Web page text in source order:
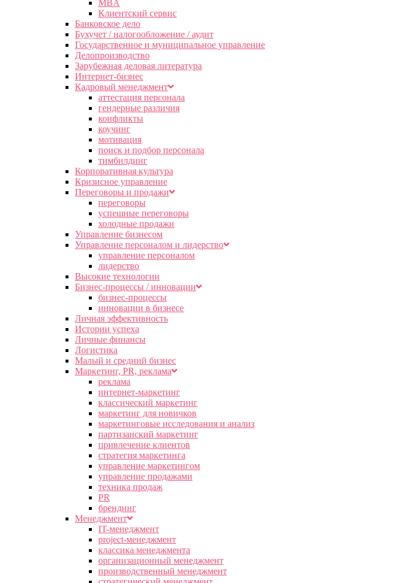
MBA
Клиентский сервис
Банковское дело
Бухучет / налогообложение / аудит
Государственное и муниципальное управление
Делопроизводство
Зарубежная деловая литература
Интернет-бизнес
Кадровый менеджмент
аттестация персонала
гендерные различия
конфликты
коучинг
мотивация
поиск и подбор персонала
тимбилдинг
Корпоративная культура
Кризисное управление
Переговоры и продажи
переговоры
успешные переговоры
холодные продажи
Управление бизнесом
Управление персоналом и лидерство
управление персоналом
лидерство
Высокие технологии
Бизнес-процессы / инновации
бизнес-процессы
инновации в бизнесе
Личная эффективность
Истории успеха
Личные финансы
Логистика
Малый и средний бизнес
Маркетинг, PR, реклама
реклама
интернет-маркетинг
классический маркетинг
маркетинг для новичков
маркетинговые исследования и анализ
партизанский маркетинг
привлечение клиентов
стратегия маркетинга
управление маркетингом
управление продажами
техника продаж
PR
брендинг
Менеджмент
IT-менеджмент
project-менеджмент
классика менеджмента
организационный менеджмент
производственный менеджмент